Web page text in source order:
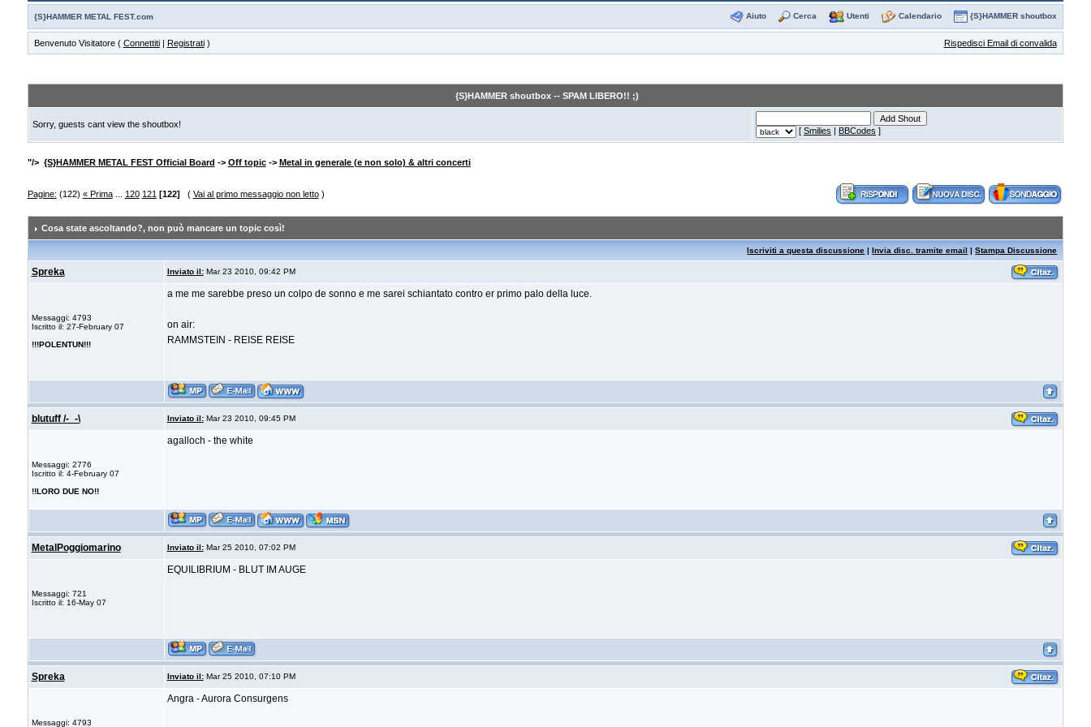
{S}HAMMER METAL FEST.com Aiuto Cerca Utenti Calendario {S}HAMMER shoutbox
Benvenuto Visitatore ( Connettiti| Registrati) Rispedisci Email di convalida
{S}HAMMER shoutbox -- SPAM LIBERO!! ;)
Sorry, guests cant view the shoutbox!
[ Smilies BBCodes ]
"/> {S}HAMMER METAL FEST Official Board -> Off topic-> Metal in generale (e non solo) & altri concerti
Pagine: (122) « Prima... 120 121 [122] ( Vai al primo messaggio non letto)
Cosa state ascoltando?, non può mancare un topic così!
Iscriviti a questa discussione |Invia disc. tramite email |Stampa Discussione
Spreka Inviato il:Mar 23 2010, 09:42 PM
Messaggi: 4793
Iscritto il: 27-February 07
!!!POLENTUN!!!
a me me sarebbe preso un colpo de sonno e me sarei schiantato contro er primo palo della luce.
on air:
RAMMSTEIN - REISE REISE
blutuff /-_-\ Inviato il:Mar 23 2010, 09:45 PM
Messaggi: 2776
Iscritto il: 4-February 07
!!LORO DUE NO!!
agalloch - the white
MetalPoggiomarino Inviato il:Mar 25 2010, 07:02 PM
Messaggi: 721
Iscritto il: 16-May 07
EQUILIBRIUM - BLUT IM AUGE
Spreka Inviato il:Mar 25 2010, 07:10 PM
Messaggi: 4793
Angra - Aurora Consurgens